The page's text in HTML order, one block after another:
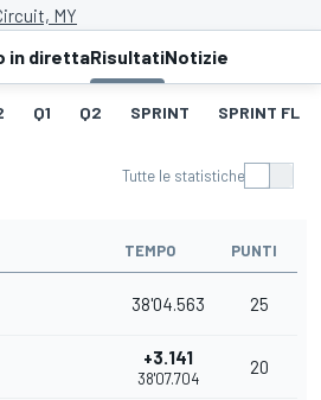
MY
in direttaRisultatiNotizie
Q1 Q2 SPRINT SPRINT FL
Tutte le statistiche
TEMPO PUNTI
38'04.563 25
+3.141
38'07.704
20